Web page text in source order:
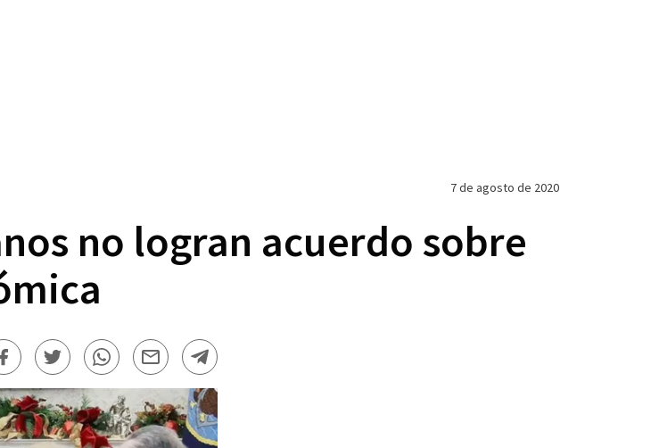
7 de agosto de 2020
no logran acuerdo sobre